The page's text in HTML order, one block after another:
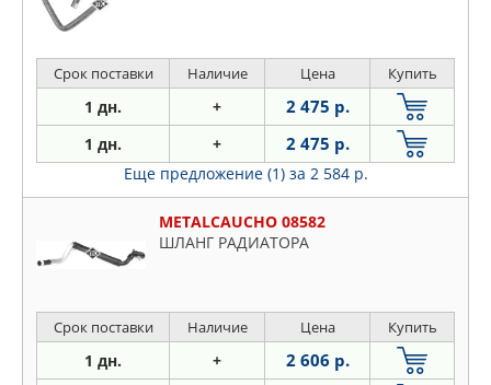
Срок поставки Наличие Цена Купить
1 дн. + 2 475 р.
1 дн. + 2 475 р.
Еще предложение (1) за 2 584 р.
METALCAUCHO 08582
ШЛАНГ РАДИАТОРА
Срок поставки Наличие Цена Купить
1 дн. + 2 606 р.